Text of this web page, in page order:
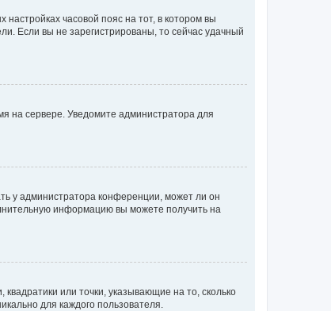
часовой пояс на тот, в котором вы
Если вы не зарегистрированы, то сейчас удачный
на сервере. Уведомите администратора для
у администратора конференции, может ли он
информацию вы можете получить на
или точки, указывающие на то, сколько
для каждого пользователя.